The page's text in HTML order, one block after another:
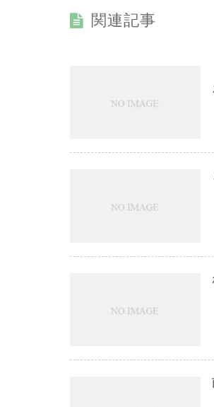
関連記事